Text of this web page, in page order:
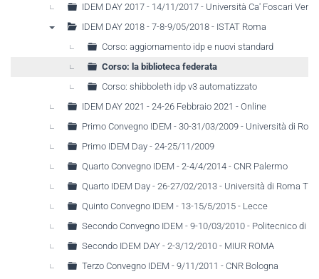
IDEM DAY 2017 - 14/11/2017 - Università Ca' Foscari
IDEM DAY 2018 - 7-8-9/05/2018 - ISTAT Roma
Corso: aggiornamento idp e nuovi standard
Corso: la biblioteca federata
Corso: shibboleth idp v3 automatizzato
IDEM DAY 2021 - 24-26 Febbraio 2021 - Online
Primo Convegno IDEM - 30-31/03/2009 - Università di
Primo IDEM Day - 24-25/11/2009
Quarto Convegno IDEM - 2-4/4/2014 - CNR Palermo
Quarto IDEM Day - 26-27/02/2013 - Università di Roma Tre
Quinto Convegno IDEM - 13-15/5/2015 - Lecce
Secondo Convegno IDEM - 9-10/03/2010 - Politecnico di
Secondo IDEM DAY - 2-3/12/2010 - MIUR ROMA
Terzo Convegno IDEM - 9/11/2011 - CNR Bologna